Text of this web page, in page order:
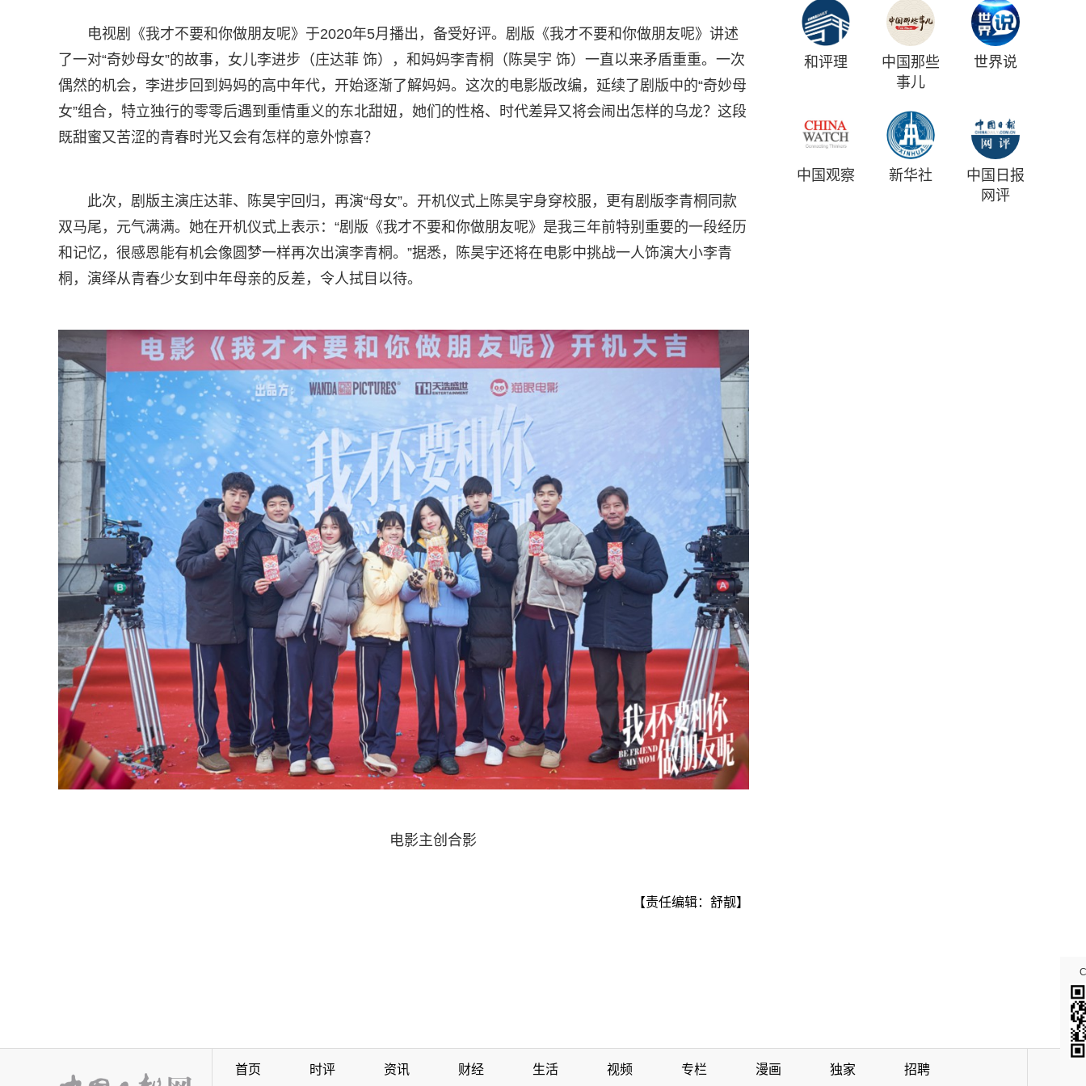
电视剧《我才不要和你做朋友呢》于2020年5月播出，备受好评。剧版《我才不要和你做朋友呢》讲述
了一对“奇妙母女”的故事，女儿李进步（庄达菲 饰），和妈妈李青桐（陈昊宇 饰）一直以来矛盾重重。一次
偶然的机会，李进步回到妈妈的高中年代，开始逐渐了解妈妈。这次的电影版改编，延续了剧版中的“奇妙母
女”组合，特立独行的零零后遇到重情重义的东北甜妞，她们的性格、时代差异又将会闹出怎样的乌龙？这段
既甜蜜又苦涩的青春时光又会有怎样的意外惊喜？
此次，剧版主演庄达菲、陈昊宇回归，再演“母女”。开机仪式上陈昊宇身穿校服，更有剧版李青桐同款
双马尾，元气满满。她在开机仪式上表示：“剧版《我才不要和你做朋友呢》是我三年前特别重要的一段经历
和记忆，很感恩能有机会像圆梦一样再次出演李青桐。”据悉，陈昊宇还将在电影中挑战一人饰演大小李青
桐，演绎从青春少女到中年母亲的反差，令人拭目以待。
电影主创合影
【责任编辑：舒靓】
和评理
中国那些
事儿
世界说
中国观察 新华社
中国日报
网评
首页 时评 资讯 财经 生活 视频 专栏 漫画 独家 招聘